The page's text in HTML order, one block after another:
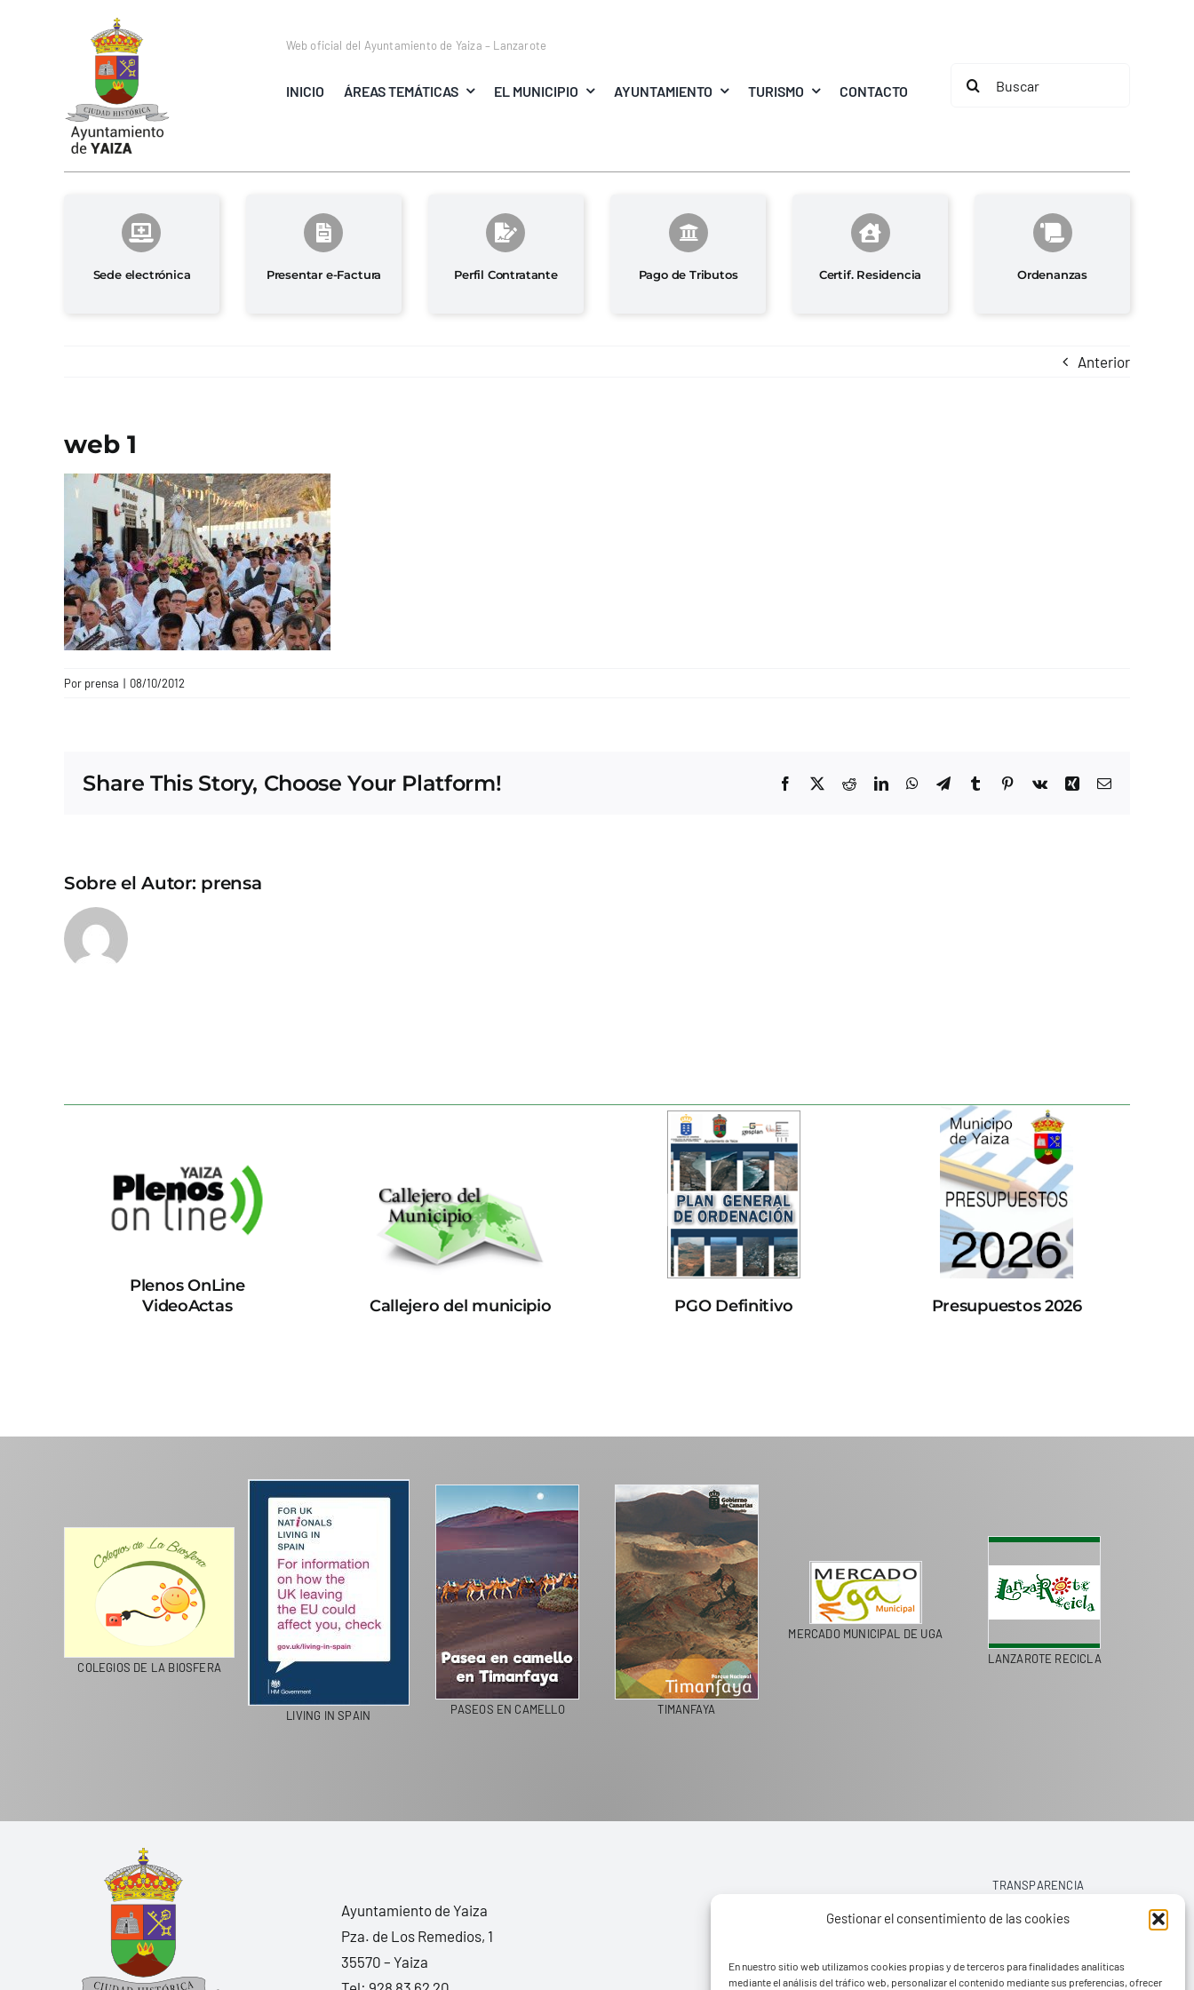
Gestionar el consentimiento de las cookies
En nuestro sitio web utilizamos cookies propias y de terceros para finalidades analíticas
mediante el análisis del tráfico web, personalizar el contenido mediante sus preferencias, ofrecer
Web oficial del Ayuntamiento de Yaiza – Lanzarote
INICIO ÁREAS TEMÁTICAS EL MUNICIPIO AYUNTAMIENTO TURISMO CONTACTO
Buscar:
Sede electrónica Presentar e-Factura Perfil Contratante Pago de Tributos Certif. Residencia Ordenanzas
Anterior
web 1
Por prensa | 08/10/2012
Share This Story, Choose Your Platform! Facebook
X RedditLinkedInWhatsApp
TelegramTumblrPinterest
Vk Xing Correo
Sobre el Autor: prensa
Plenos OnLine
VideoActas
Callejero del municipio PGO Definitivo Presupuestos 2026
LANZAROTE RECICLA
COLEGIOS DE LA BIOSFERA
LIVING IN SPAIN PASEOS EN CAMELLO
MERCADO MUNICIPAL DE UGA
Ayuntamiento de Yaiza
Pza. de Los Remedios, 1
35570 – Yaiza
TRANSPARENCIA
AVISO LEGAL
POLÍTICA DE PRIVACIDAD